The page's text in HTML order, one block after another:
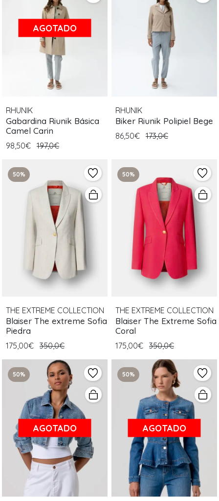
AGOTADO
RHUNIK
Gabardina Riunik Básica
Camel Carin
98,50€ 197,0€
RHUNIK
Biker Riunik Polipiel Bege
86,50€ 173,0€
50%
THE EXTREME COLLECTION
Blaiser The extreme Sofia
Piedra
175,00€ 350,0€
50%
THE EXTREME COLLECTION
Blaiser The Extreme Sofia
Coral
175,00€ 350,0€
50%
AGOTADO
50%
AGOTADO